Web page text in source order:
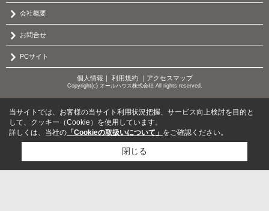
会社概要
お問合せ
PCサイト
個人情報 ｜ 利用規約｜ アクセスマップ
Copyright(c) オールハウス株式会社 All rights reserved.
当サイトでは、お客様の当サイト利用状況把握、サービス向上検討を目的と
して、クッキー（Cookie）を使用しています。
詳しくは、当社の 「Cookieの取扱いについて」 をご確認ください。
閉じる